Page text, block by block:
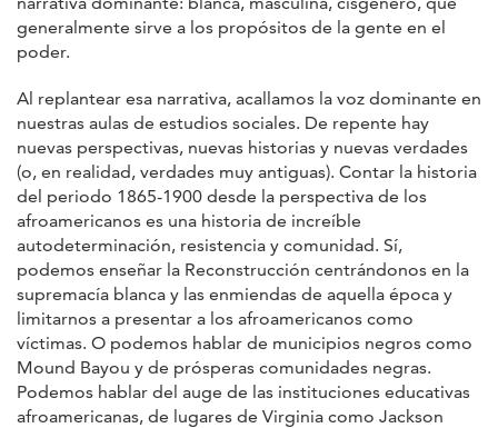
generalmente sirve a los propósitos de la gente en el
poder.
Al replantear esa narrativa, acallamos la voz dominante en
nuestras aulas de estudios sociales. De repente hay
nuevas perspectivas, nuevas historias y nuevas verdades
(o, en realidad, verdades muy antiguas). Contar la historia
del periodo 1865-1900 desde la perspectiva de los
afroamericanos es una historia de increíble
autodeterminación, resistencia y comunidad. Sí,
podemos enseñar la Reconstrucción centrándonos en la
supremacía blanca y las enmiendas de aquella época y
limitarnos a presentar a los afroamericanos como
víctimas. O podemos hablar de municipios negros como
Mound Bayou y de prósperas comunidades negras.
Podemos hablar del auge de las instituciones educativas
afroamericanas, de lugares de Virginia como Jackson